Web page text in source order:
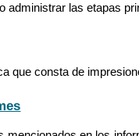
las etapas
que consta de